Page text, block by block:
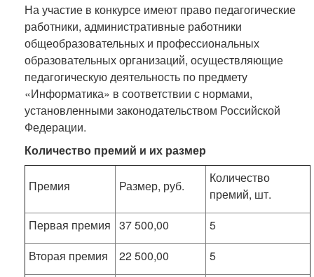
На участие в конкурсе имеют право педагогические
работники, административные работники
общеобразовательных и профессиональных
образовательных организаций, осуществляющие
педагогическую деятельность по предмету
«Информатика» в соответствии с нормами,
установленными законодательством Российской
Федерации.
Количество премий и их размер
Премия Размер, руб.
Количество
премий, шт.
Первая премия 37 500,00
5
Вторая премия
22 500,00
5